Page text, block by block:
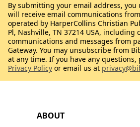
ABOUT
By submitting your email address,
will receive email communications
operated by HarperCollins Christian
Pl, Nashville, TN 37214 USA, including
communications and messages from
Gateway. You may unsubscribe from
at any time. If you have any questions,
Privacy Policy or email us at